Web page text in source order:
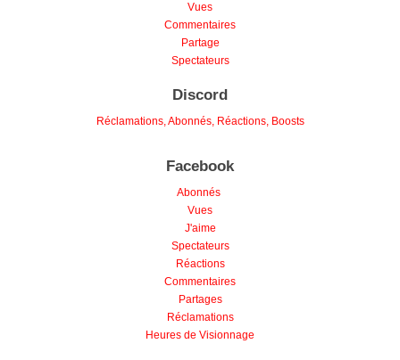
Vues
Commentaires
Partage
Spectateurs
Discord
Réclamations, Abonnés, Réactions, Boosts
Facebook
Abonnés
Vues
J'aime
Spectateurs
Réactions
Commentaires
Partages
Réclamations
Heures de Visionnage